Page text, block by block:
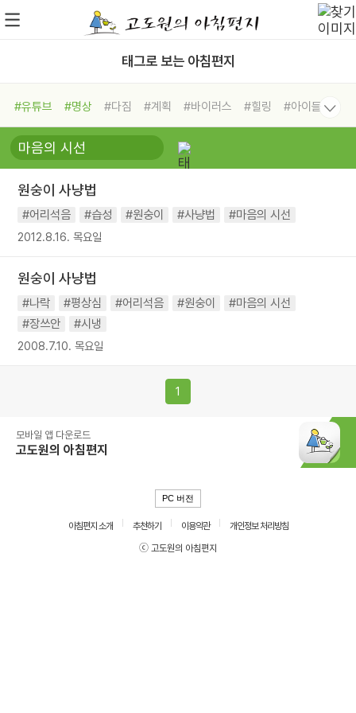
태그로 보는 아침편지
#유튜브 #명상 #다짐 #계획 #바이러스 #힐링
#아이들
#비전캠프
#독서캠프 #삶
#희망
#나눔 #친구 #링컨학교
#독서
#건강 #면역력
원숭이 사냥법
#어리석음 #습성 #원숭이 #사냥법 #마음의 시선
2012.8.16. 목요일
원숭이 사냥법
#나락 #평상심 #어리석음 #원숭이
#마음의 시선
#장쓰안
#시냉
2008.7.10. 목요일
1
모바일 앱 다운로드
고도원의 아침편지
PC 버전
아침편지 소개 추천하기 이용약관
개인정보 처리방침
ⓒ 고도원의 아침편지